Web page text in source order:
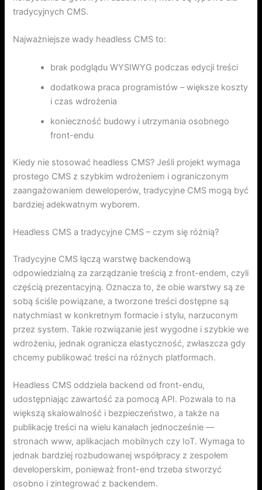
tradycyjnych CMS.
Najważniejsze wady headless CMS to:
brak podglądu WYSIWYG podczas edycji treści
dodatkowa praca programistów – większe koszty
i czas wdrożenia
konieczność budowy i utrzymania osobnego
front-endu
Kiedy nie stosować headless CMS? Jeśli projekt wymaga
prostego CMS z szybkim wdrożeniem i ograniczonym
zaangażowaniem deweloperów, tradycyjne CMS mogą być
bardziej adekwatnym wyborem.
Headless CMS a tradycyjne CMS – czym się różnią?
Tradycyjne CMS łączą warstwę backendową
odpowiedzialną za zarządzanie treścią z front-endem, czyli
częścią prezentacyjną. Oznacza to, że obie warstwy są ze
sobą ściśle powiązane, a tworzone treści dostępne są
natychmiast w konkretnym formacie i stylu, narzuconym
przez system. Takie rozwiązanie jest wygodne i szybkie we
wdrożeniu, jednak ogranicza elastyczność, zwłaszcza gdy
chcemy publikować treści na różnych platformach.
Headless CMS oddziela backend od front-endu,
udostępniając zawartość za pomocą API. Pozwala to na
większą skalowalność i bezpieczeństwo, a także na
publikację treści na wielu kanałach jednocześnie —
stronach www, aplikacjach mobilnych czy IoT. Wymaga to
jednak bardziej rozbudowanej współpracy z zespołem
developerskim, ponieważ front-end trzeba stworzyć
osobno i zintegrować z backendem.